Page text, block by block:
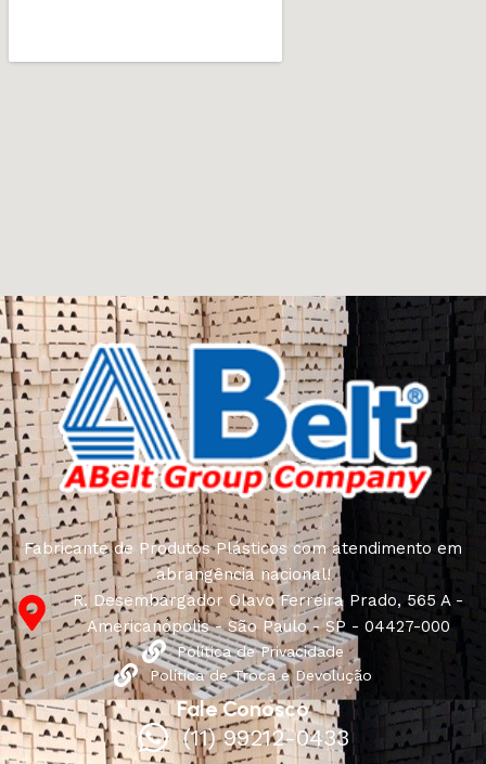
Fabricante de Produtos Plásticos com atendimento em
abrangência nacional!
R. Desembargador Olavo Ferreira Prado, 565 A -
Americanópolis - São Paulo - SP - 04427-000
Política de Privacidade
Política de Troca e Devolução
Fale Conosco
(11) 99212-0433